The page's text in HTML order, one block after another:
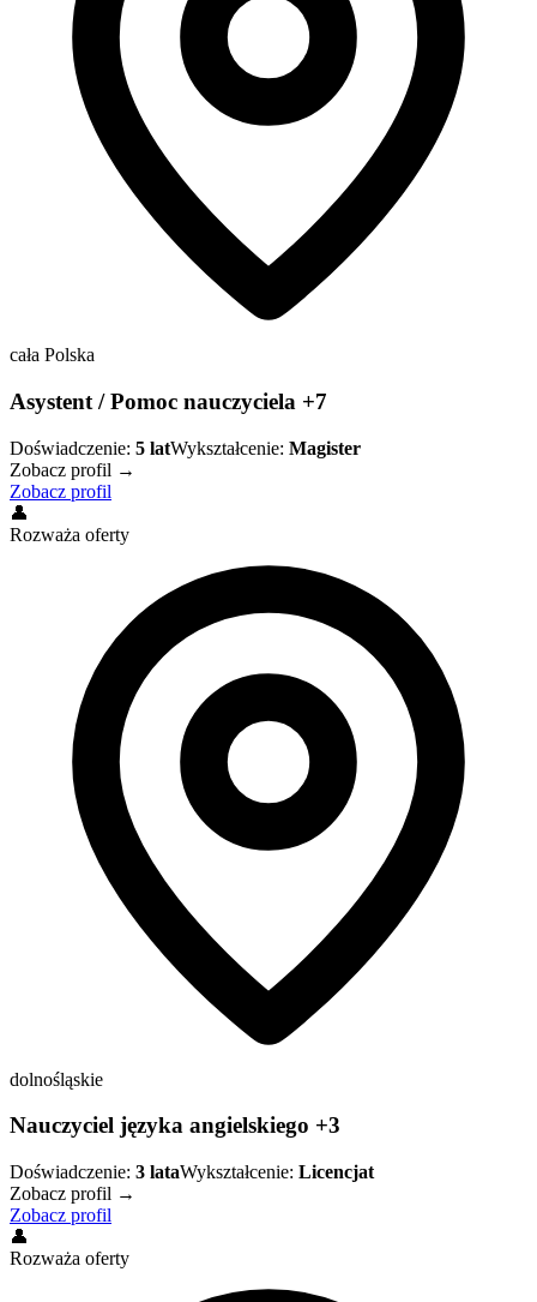
cała Polska
Asystent / Pomoc nauczyciela +7
Doświadczenie: 5 latWykształcenie: Magister
Zobacz profil →
Zobacz profil
👤
Rozważa oferty
dolnośląskie
Nauczyciel języka angielskiego +3
Doświadczenie: 3 lataWykształcenie: Licencjat
Zobacz profil →
Zobacz profil
👤
Rozważa oferty